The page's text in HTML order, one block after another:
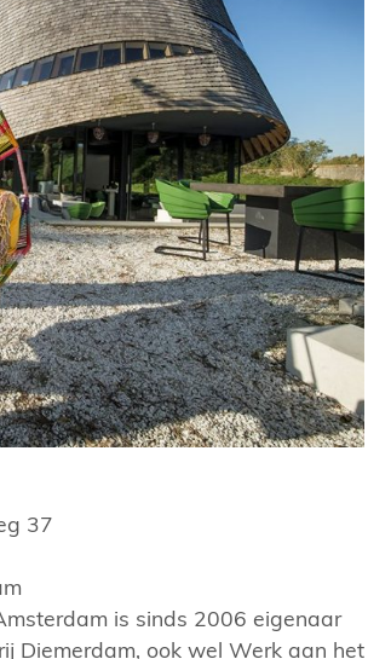
37
is sinds 2006 eigenaar
Diemerdam, ook wel Werk aan het